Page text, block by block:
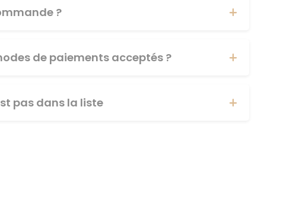
?
de paiements acceptés ?
pas dans la liste